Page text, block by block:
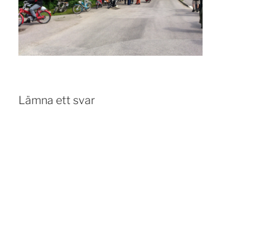
Lämna ett svar